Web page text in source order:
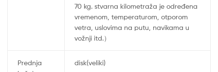
70 kg. stvarna kilometraža je određena
vremenom, temperaturom, otporom
vetra, uslovima na putu, navikama u
vožnji itd.）
Prednja
disk(veliki)